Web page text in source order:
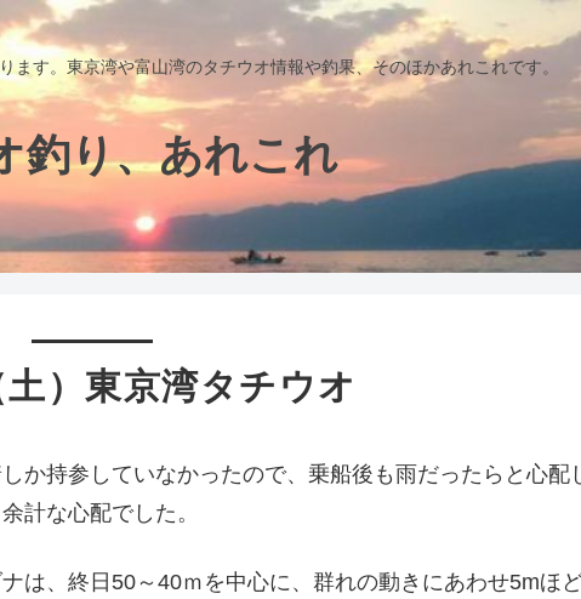
ます。東京湾や富山湾のタチウオ情報や釣果、そのほかあれこれです。
釣り、あれこれ
）東京湾タチウオ
か持参していなかったので、乗船後も雨だったらと心配
計な心配でした。
は、終日50～40ｍを中心に、群れの動きにあわせ5mほ